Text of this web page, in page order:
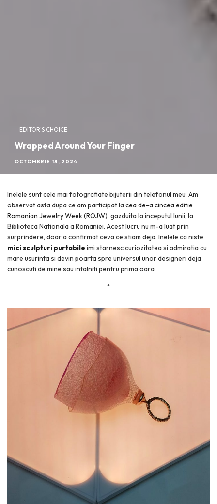
EDITOR'S CHOICE
Wrapped Around Your Finger
OCTOMBRIE 18, 2024
Inelele sunt cele mai fotografiate bijuterii din telefonul meu. Am
observat asta dupa ce am participat la cea de-a cincea editie
Romanian Jewelry Week (ROJW), gazduita la inceputul lunii, la
Biblioteca Nationala a Romaniei. Acest lucru nu m-a luat prin
surprindere, doar a confirmat ceva ce stiam deja. Inelele ca niste
mici sculpturi purtabile imi starnesc curiozitatea si admiratia cu
mare usurinta si devin poarta spre universul unor designeri deja
cunoscuti de mine sau intalniti pentru prima oara.
*